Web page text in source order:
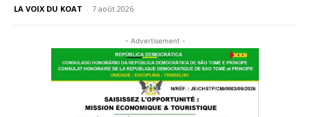
LA VOIX DU KOAT - 7 août 2026
- Advertisement -